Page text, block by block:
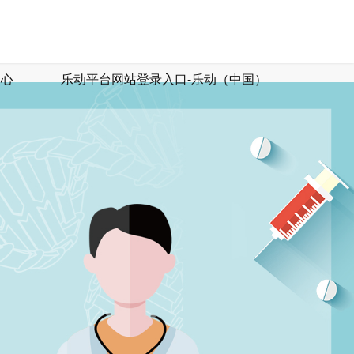
乐动平台网站登录入口-乐动（中国）